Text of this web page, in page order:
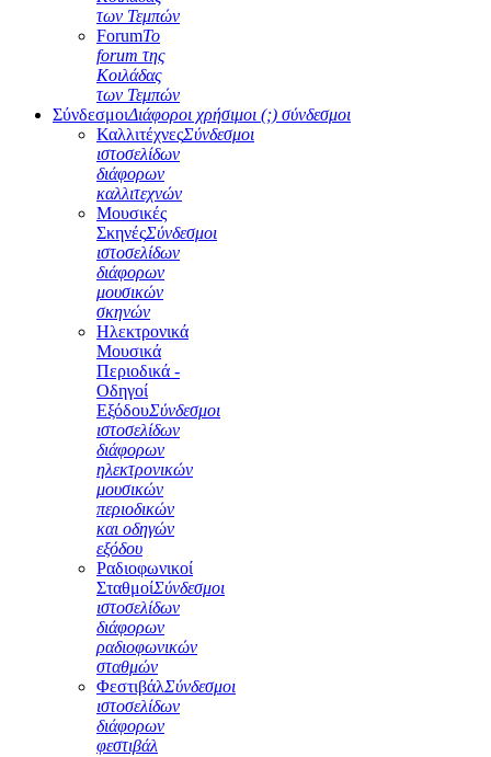
των Τεμπών
ForumΤο
forum της
Κοιλάδας
των Τεμπών
ΣύνδεσμοιΔιάφοροι χρήσιμοι (;) σύνδεσμοι
ΚαλλιτέχνεςΣύνδεσμοι
ιστοσελίδων
διάφορων
καλλιτεχνών
Μουσικές
ΣκηνέςΣύνδεσμοι
ιστοσελίδων
διάφορων
μουσικών
σκηνών
Ηλεκτρονικά
Μουσικά
Περιοδικά -
Οδηγοί
ΕξόδουΣύνδεσμοι
ιστοσελίδων
διάφορων
ηλεκτρονικών
μουσικών
περιοδικών
και οδηγών
εξόδου
Ραδιοφωνικοί
ΣταθμοίΣύνδεσμοι
ιστοσελίδων
διάφορων
ραδιοφωνικών
σταθμών
ΦεστιβάλΣύνδεσμοι
ιστοσελίδων
διάφορων
φεστιβάλ